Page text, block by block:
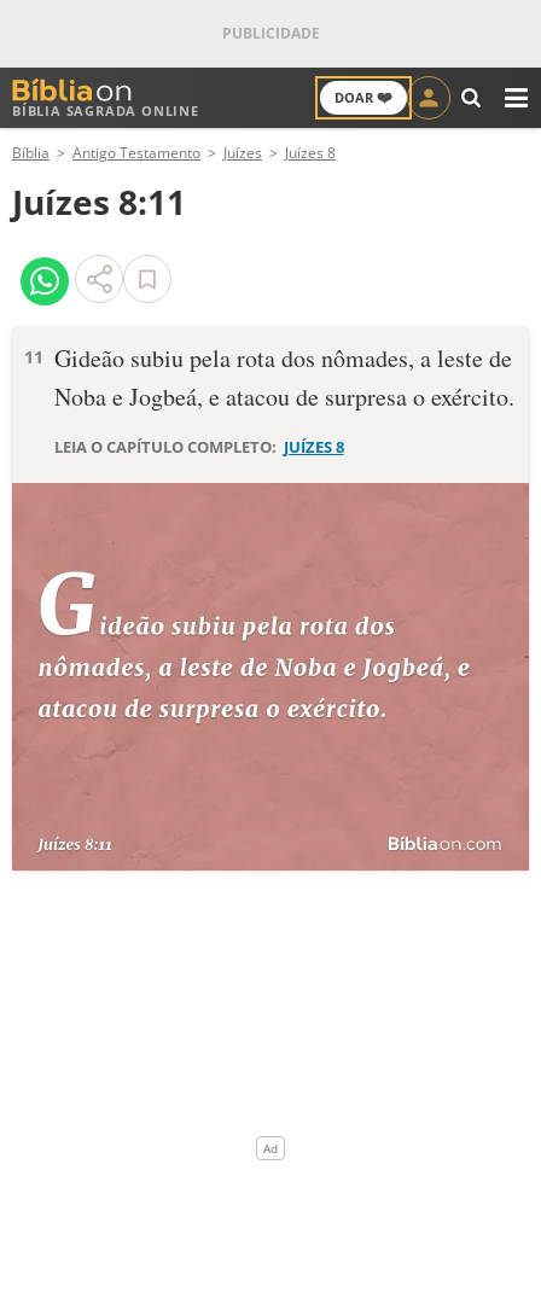
BÍBLIA SAGRADA ONLINE
DOAR ❤️
ANTIGO TESTAMENTO
NOVO TESTAMENTO
VERSÍCULOS
PALAVRA DO DIA
10 MANDAMENTOS
ESTUDOS BÍBLICOS
ESBOÇOS DE PREGAÇÃO
PERGUNTE À BÍBLIA
Bíblia Antigo Testamento Juízes Juízes 8
Juízes 8:11
11 Gideão subiu pela rota dos nômades, a leste de
Noba e Jogbeá, e atacou de surpresa o exército.
LEIA O CAPÍTULO COMPLETO: JUÍZES 8